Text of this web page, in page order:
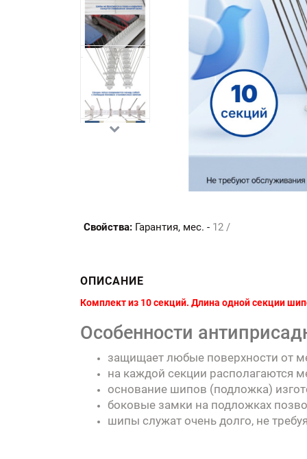
Свойства: Гарантия, мес. - 12 /
ОПИСАНИЕ
Комплект из 10 секций. Длина одной секции
Особенности
защищает любые поверхности от
на каждой секции располагаются
основание шипов (подложка)
боковые замки на подложках
шипы служат очень долго, не